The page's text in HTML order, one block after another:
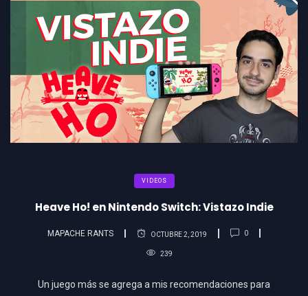
VIDEOS
Heave Ho! en Nintendo Switch: Vistazo Indie
MAPACHE RANTS OCTUBRE 2, 2019 0
239
Un juego más se agrega a mis recomendaciones para